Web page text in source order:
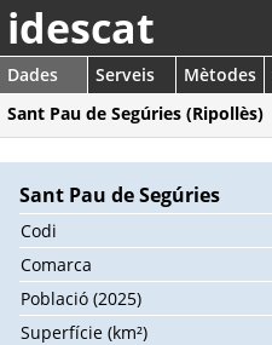
idescat
Dades Serveis Mètodes
Sant Pau de Segúries (Ripollès)
Sant Pau de Segúries
Codi
Comarca
Població (2025)
Superfície (km²)